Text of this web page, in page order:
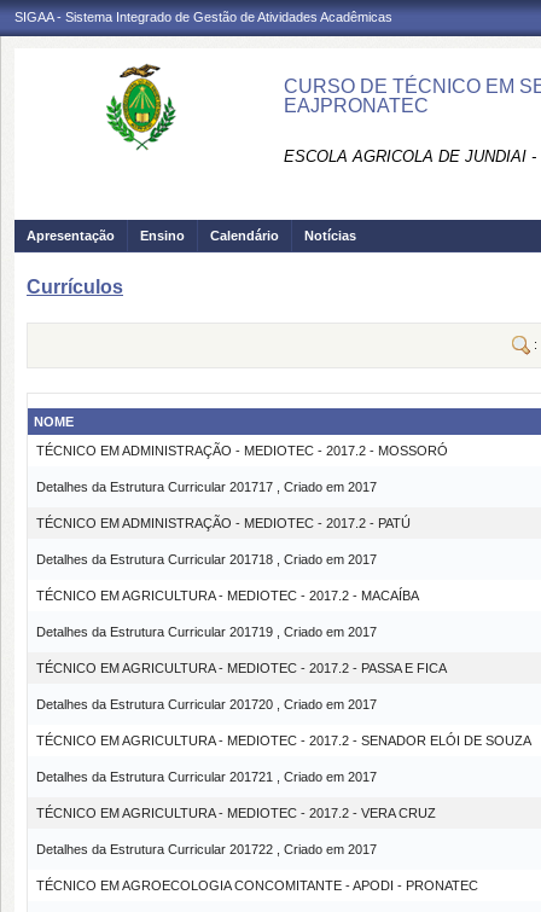
SIGAA - Sistema Integrado de Gestão de Atividades Acadêmicas
CURSO DE TÉCNICO EM
EAJPRONATEC
ESCOLA AGRICOLA DE JUNDIAI
Apresentação Ensino Calendário Notícias
Currículos
:
NOME
TÉCNICO EM ADMINISTRAÇÃO - MEDIOTEC - 2017.2 - MOSSORÓ
Detalhes da Estrutura Curricular 201717 , Criado em 2017
TÉCNICO EM ADMINISTRAÇÃO - MEDIOTEC - 2017.2 - PATÚ
Detalhes da Estrutura Curricular 201718 , Criado em 2017
TÉCNICO EM AGRICULTURA - MEDIOTEC - 2017.2 - MACAÍBA
Detalhes da Estrutura Curricular 201719 , Criado em 2017
TÉCNICO EM AGRICULTURA - MEDIOTEC - 2017.2 - PASSA E FICA
Detalhes da Estrutura Curricular 201720 , Criado em 2017
TÉCNICO EM AGRICULTURA - MEDIOTEC - 2017.2 - SENADOR ELÓI DE SOUZA
Detalhes da Estrutura Curricular 201721 , Criado em 2017
TÉCNICO EM AGRICULTURA - MEDIOTEC - 2017.2 - VERA CRUZ
Detalhes da Estrutura Curricular 201722 , Criado em 2017
TÉCNICO EM AGROECOLOGIA CONCOMITANTE - APODI - PRONATEC